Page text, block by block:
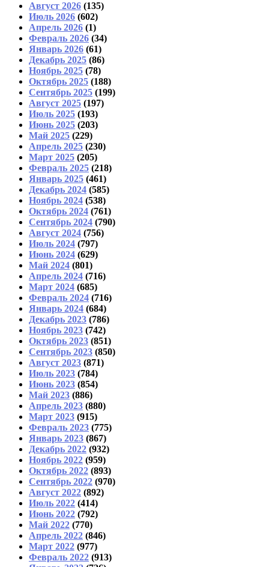
Август 2026 (135)
Июль 2026 (602)
Апрель 2026 (1)
Февраль 2026 (34)
Январь 2026 (61)
Декабрь 2025 (86)
Ноябрь 2025 (78)
Октябрь 2025 (188)
Сентябрь 2025 (199)
Август 2025 (197)
Июль 2025 (193)
Июнь 2025 (203)
Май 2025 (229)
Апрель 2025 (230)
Март 2025 (205)
Февраль 2025 (218)
Январь 2025 (461)
Декабрь 2024 (585)
Ноябрь 2024 (538)
Октябрь 2024 (761)
Сентябрь 2024 (790)
Август 2024 (756)
Июль 2024 (797)
Июнь 2024 (629)
Май 2024 (801)
Апрель 2024 (716)
Март 2024 (685)
Февраль 2024 (716)
Январь 2024 (684)
Декабрь 2023 (786)
Ноябрь 2023 (742)
Октябрь 2023 (851)
Сентябрь 2023 (850)
Август 2023 (871)
Июль 2023 (784)
Июнь 2023 (854)
Май 2023 (886)
Апрель 2023 (880)
Март 2023 (915)
Февраль 2023 (775)
Январь 2023 (867)
Декабрь 2022 (932)
Ноябрь 2022 (959)
Октябрь 2022 (893)
Сентябрь 2022 (970)
Август 2022 (892)
Июль 2022 (414)
Июнь 2022 (792)
Май 2022 (770)
Апрель 2022 (846)
Март 2022 (977)
Февраль 2022 (913)